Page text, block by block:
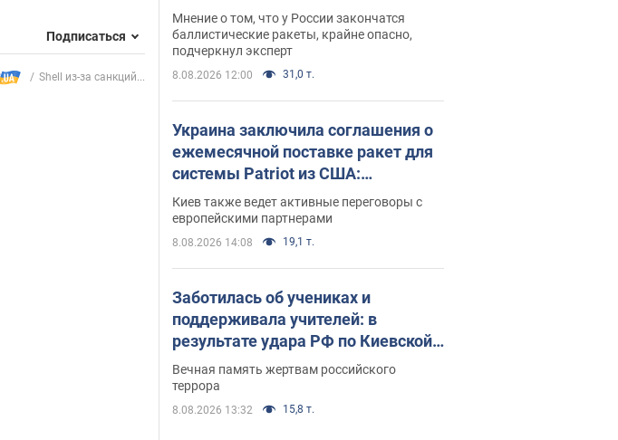
Подписаться
Shell из-за санкций...
Украине? Интервью с Мельником
Мнение о том, что у России закончатся
баллистические ракеты, крайне опасно,
подчеркнул эксперт
8.08.2026 12:00 31,0 т.
Украина заключила соглашения о
ежемесячной поставке ракет для
системы Patriot из США:
Зеленский раскрыл подробности
Киев также ведет активные переговоры с
европейскими партнерами
8.08.2026 14:08 19,1 т.
Заботилась об учениках и
поддерживала учителей: в
результате удара РФ по Киевской
области погибли директор
киевского лицея, её муж и внук
Вечная память жертвам российского
террора
8.08.2026 13:32 15,8 т.